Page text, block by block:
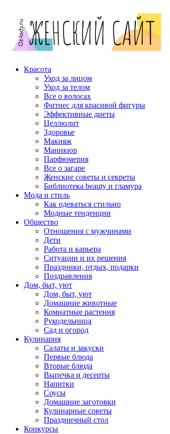
Красота
Уход за лицом
Уход за телом
Все о волосах
Фитнес для красивой фигуры
Эффективные диеты
Целлюлит
Здоровье
Макияж
Маникюр
Парфюмерия
Все о загаре
Женские советы и секреты
Библиотека beauty и гламура
Мода и стиль
Как одеваться стильно
Модные тенденции
Общество
Отношения с мужчинами
Дети
Работа и карьера
Ситуации и их решения
Праздники, отдых, подарки
Поздравления
Дом, быт, уют
Дом, быт, уют
Домашние животные
Комнатные растения
Рукодельница
Сад и огород
Кулинария
Салаты и закуски
Первые блюда
Вторые блюда
Выпечка и десерты
Напитки
Соусы
Домашние заготовки
Кулинарные советы
Праздничный стол
Конкурсы